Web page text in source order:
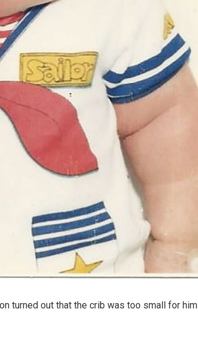
turned out that the crib was too small for him